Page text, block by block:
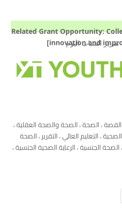
[Related Grant Opportunity:
innovation and
الشباب اليوم
، الصحة ، الصحة والصحة العقلية ،
، التعليم العالي ، التقرير ، الصحة
، الصحة الجنسية ، الرعاية الصحية الجنسية ،